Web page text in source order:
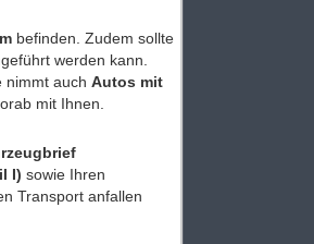
befinden. Zudem sollte
werden kann.
nimmt auchAutos mit
mit Ihnen.
I) sowie Ihren
Transport anfallen